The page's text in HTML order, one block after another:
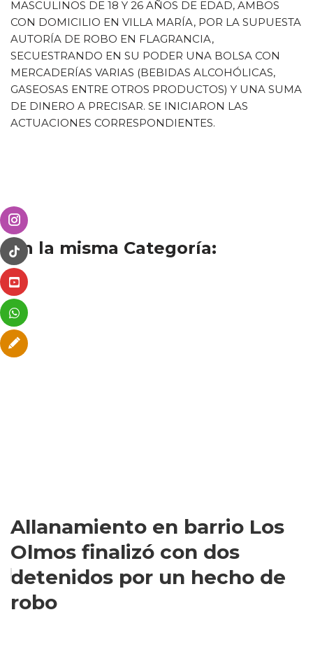
MASCULINOS DE 18 Y 26 AÑOS DE EDAD, AMBOS
CON DOMICILIO EN VILLA MARÍA, POR LA SUPUESTA
AUTORÍA DE ROBO EN FLAGRANCIA,
SECUESTRANDO EN SU PODER UNA BOLSA CON
MERCADERÍAS VARIAS (BEBIDAS ALCOHÓLICAS,
GASEOSAS ENTRE OTROS PRODUCTOS) Y UNA SUMA
DE DINERO A PRECISAR. SE INICIARON LAS
ACTUACIONES CORRESPONDIENTES.
En la misma Categoría:
Allanamiento en barrio Los
Olmos finalizó con dos
detenidos por un hecho de
robo